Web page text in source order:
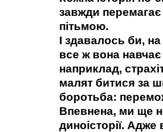
завжди перемагає
пітьмою.
І здавалось би,
все ж вона
наприклад,
малят битися за
боротьба:
Впевнена, ми ще
диноісторії.